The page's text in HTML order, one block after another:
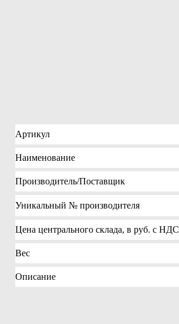
Артикул
Наименование
Производитель/Поставщик
Уникальный № производителя
Цена центрального склада, в руб. с НДС
Вес
Описание